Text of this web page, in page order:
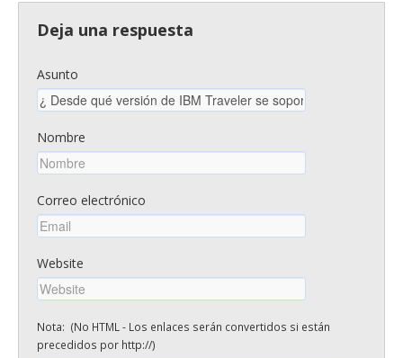
Deja una respuesta
Asunto
Nombre
Correo electrónico
Website
Nota: (No HTML - Los enlaces serán convertidos si están
precedidos por http://)